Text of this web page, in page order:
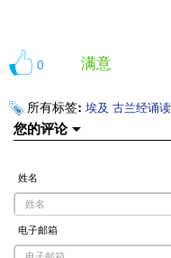
0 满意
所有标签: 埃及 古兰经诵
您的评论
姓名
电子邮箱